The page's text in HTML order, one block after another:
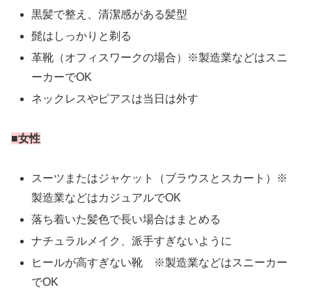
黒髪で整え、清潔感がある髪型
髭はしっかりと剃る
革靴（オフィスワークの場合）※製造業などはスニ
ーカーでOK
ネックレスやピアスは当日は外す
■女性
スーツまたはジャケット（ブラウスとスカート）※
製造業などはカジュアルでOK
落ち着いた髪色で長い場合はまとめる
ナチュラルメイク、派手すぎないように
ヒールが高すぎない靴 ※製造業などはスニーカー
でOK